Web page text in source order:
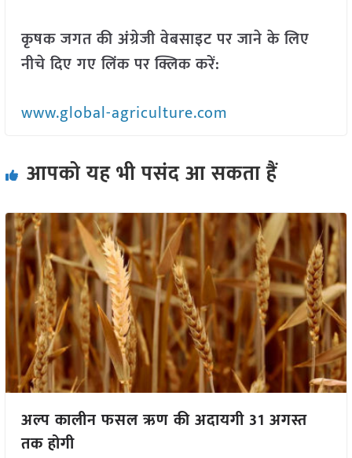
कृषक जगत की अंग्रेजी वेबसाइट पर जाने के लिए
नीचे दिए गए लिंक पर क्लिक करें:
www.global-agriculture.com
आपको यह भी पसंद आ सकता हैं
अल्प कालीन फसल ऋण की अदायगी 31 अगस्त
तक होगी